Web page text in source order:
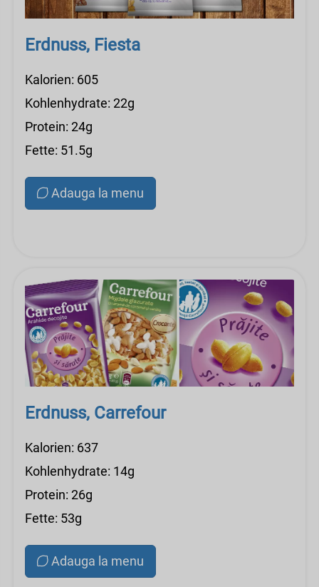
Erdnuss, Fiesta
Kalorien: 605
Kohlenhydrate: 22g
Protein: 24g
Fette: 51.5g
Adauga la menu
Erdnuss, Carrefour
Kalorien: 637
Kohlenhydrate: 14g
Protein: 26g
Fette: 53g
Adauga la menu